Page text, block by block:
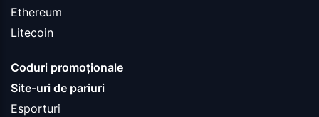
Ethereum
Litecoin
Coduri promoționale
Site-uri de pariuri
Esporturi